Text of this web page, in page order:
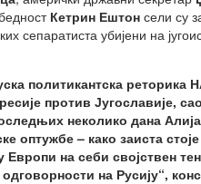
Кетрин Ештон сели су
сепаратиста убијени на
политикантска
против Југославије,
неколико дана
оптужбе – како заиста
Европи на себи својствен
на Русију“,